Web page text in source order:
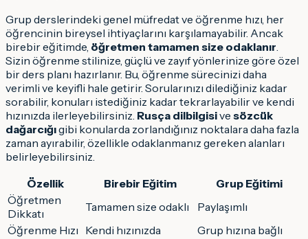
Grup derslerindeki genel müfredat ve öğrenme hızı, her
öğrencinin bireysel ihtiyaçlarını karşılamayabilir. Ancak
birebir eğitimde, öğretmen tamamen size odaklanır.
Sizin öğrenme stilinize, güçlü ve zayıf yönlerinize göre özel
bir ders planı hazırlanır. Bu, öğrenme sürecinizi daha
verimli ve keyifli hale getirir. Sorularınızı dilediğiniz kadar
sorabilir, konuları istediğiniz kadar tekrarlayabilir ve kendi
hızınızda ilerleyebilirsiniz. Rusça dilbilgisive sözcük
dağarcığıgibi konularda zorlandığınız noktalara daha fazla
zaman ayırabilir, özellikle odaklanmanız gereken alanları
belirleyebilirsiniz.
Özellik
Birebir Eğitim
Grup Eğitimi
Öğretmen
Dikkatı
Tamamen size odaklı
Paylaşımlı
Öğrenme Hızı Kendi hızınızda
Grup hızına bağlı